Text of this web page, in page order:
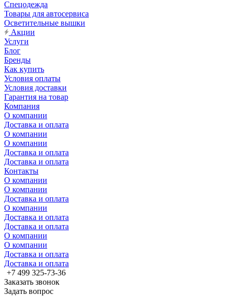
Спецодежда
Товары для автосервиса
Осветительные вышки
Акции
Услуги
Блог
Бренды
Как купить
Условия оплаты
Условия доставки
Гарантия на товар
Компания
О компании
Доставка и оплата
О компании
О компании
Доставка и оплата
Доставка и оплата
Контакты
О компании
О компании
Доставка и оплата
О компании
Доставка и оплата
Доставка и оплата
О компании
О компании
Доставка и оплата
Доставка и оплата
+7 499 325-73-36
Заказать звонок
Задать вопрос